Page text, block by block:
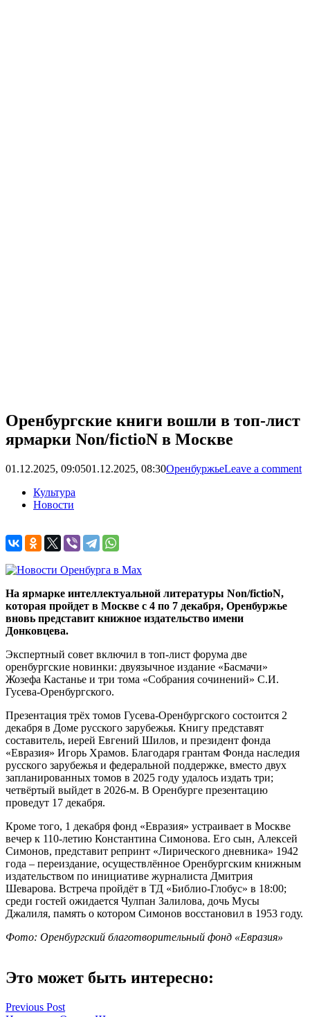
Оренбургские книги вошли в топ-лист
ярмарки Non/fictioN в Москве
01.12.2025, 09:0501.12.2025, 08:30ОренбуржьеLeave a comment
Культура
Новости
На ярмарке интеллектуальной литературы Non/fictioN,
которая пройдет в Москве с 4 по 7 декабря, Оренбуржье
вновь представит книжное издательство имени
Донковцева.
Экспертный совет включил в топ-лист форума две
оренбургские новинки: двуязычное издание «Басмачи»
Жозефа Кастанье и три тома «Собрания сочинений» С.И.
Гусева-Оренбургского.
Презентация трёх томов Гусева-Оренбургского состоится 2
декабря в Доме русского зарубежья. Книгу представят
составитель, иерей Евгений Шилов, и президент фонда
«Евразия» Игорь Храмов. Благодаря грантам Фонда наследия
русского зарубежья и федеральной поддержке, вместо двух
запланированных томов в 2025 году удалось издать три;
четвёртый выйдет в 2026-м. В Оренбурге презентацию
проведут 17 декабря.
Кроме того, 1 декабря фонд «Евразия» устраивает в Москве
вечер к 110-летию Константина Симонова. Его сын, Алексей
Симонов, представит репринт «Лирического дневника» 1942
года – переиздание, осуществлённое Оренбургским книжным
издательством по инициативе журналиста Дмитрия
Шеварова. Встреча пройдёт в ТД «Библио-Глобус» в 18:00;
среди гостей ожидается Чулпан Залилова, дочь Мусы
Джалиля, память о котором Симонов восстановил в 1953 году.
Фото: Оренбургский благотворительный фонд «Евразия»
Это может быть интересно:
Навигация
Previous Post